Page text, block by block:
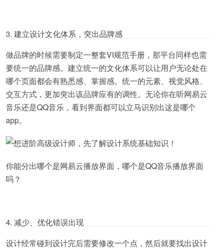
3. 建立设计文化体系，突出品牌感
做品牌的时候需要制定一整套VI规范手册，那平台同样也需
要统一的品牌感。建立统一的文化体系可以让用户无论处在
哪个页面都会有熟悉感、掌握感。统一的元素、视觉风格、
交互方式，更加突出该品牌应有的调性。无论你在听网易云
音乐还是QQ音乐，看到界面都可以立马识别出这是哪个
app。
你能分出哪个是网易云播放界面，哪个是QQ音乐播放界面
吗？
4. 减少、优化错误出现
设计经常碰到设计完后需要修改一个点，然后就要找出设计